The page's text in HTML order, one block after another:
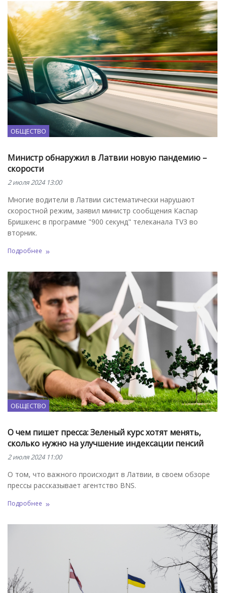
ОБЩЕСТВО
Министр обнаружил в Латвии новую пандемию –
скорости
2 июля 2024 13:00
Многие водители в Латвии систематически нарушают
скоростной режим, заявил министр сообщения Каспар
Бришкенс в программе "900 секунд" телеканала TV3 во
вторник.
Подробнее
ОБЩЕСТВО
О чем пишет пресса: Зеленый курс хотят менять,
сколько нужно на улучшение индексации пенсий
2 июля 2024 11:00
О том, что важного происходит в Латвии, в своем обзоре
прессы рассказывает агентство BNS.
Подробнее